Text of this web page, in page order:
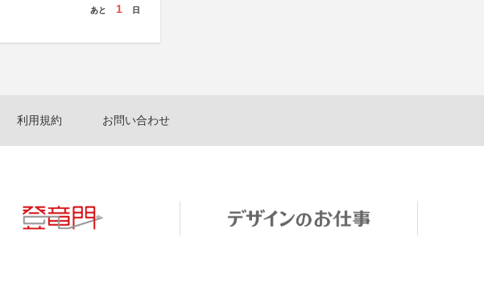
あと 1 日
利用規約 お問い合わせ